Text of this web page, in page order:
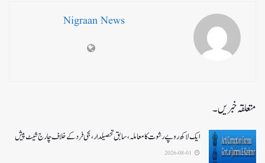
Nigraan News
متعلقہ خبریں۔
ایک لاکھ روپے رشوت کا معاملہ،سابق تحصیلدار، نجی فرد کے خلاف چارج شیٹ پیش